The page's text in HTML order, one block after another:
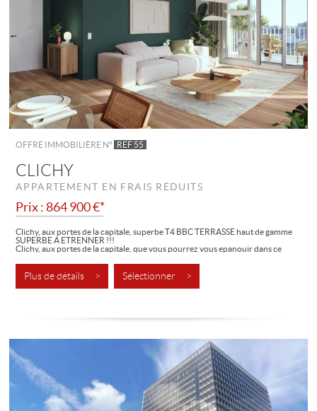
OFFRE IMMOBILIÈRE N° REF 55
CLICHY
APPARTEMENT EN FRAIS RÉDUITS
Prix : 864 900 €*
Clichy, aux portes de la capitale, superbe T4 BBC TERRASSE haut de gamme
SUPERBE A ETRENNER !!!
Clichy, aux portes de la capitale, que vous pourrez vous epanouir dans ce
devenir...
Plus de détails > Sélectionner >